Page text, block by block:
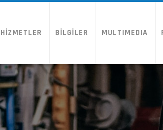
HİZMETLER BİLGİLER MULTIMEDIA